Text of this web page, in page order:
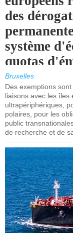
des
système
quotas
maritimes
après 2030.
Bruxelles
Des exemptions
liaisons avec les îles
ultrapériphériques,
polaires, pour les
public
de recherche et de